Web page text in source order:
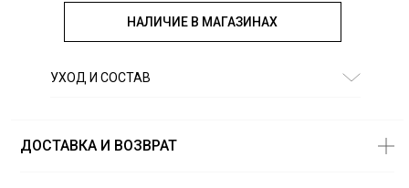
НАЛИЧИЕ В МАГАЗИНАХ
УХОД И СОСТАВ
ДОСТАВКА И ВОЗВРАТ